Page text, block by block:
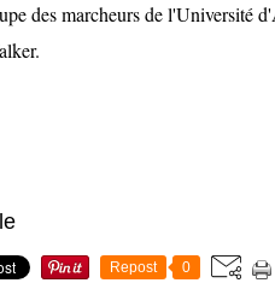
des marcheurs de l'Université
Repost 0